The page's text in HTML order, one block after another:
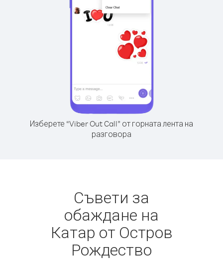
Изберете “Viber Out Call” от горната лента на
разговора
Съвети за
обаждане на
Катар от Остров
Рождество